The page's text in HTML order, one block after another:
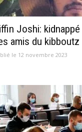
Joshi:
amis du kibboutz
le 12 novembre 2023